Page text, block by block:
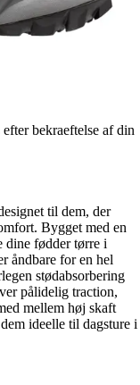
bekraeftelse af din
til dem, der
Bygget med en
fødder tørre i
åndbare for en hel
stødabsorbering
pålidelig traction,
mellem høj skaft
ideelle til dagsture i